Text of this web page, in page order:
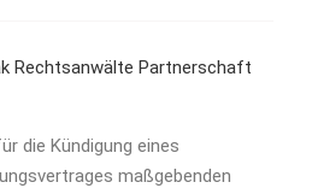
Rechtsanwälte Partnerschaft
die Kündigung eines
maßgebenden